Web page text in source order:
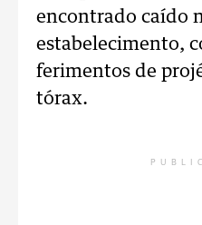
encontrado caído
estabelecimento,
ferimentos de
tórax.